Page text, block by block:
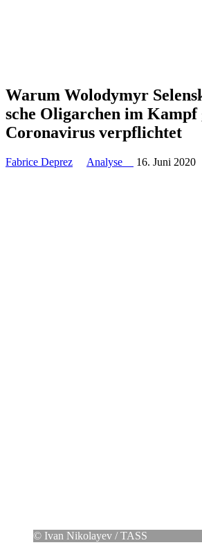
Warum Wolo­dymyr
sche Olig­ar­chen im Kampf
Coro­na­vi­rus verpflichtet
Fabrice Deprez Analyse 16. Juni 2020
© Ivan Niko­layev /​ TASS